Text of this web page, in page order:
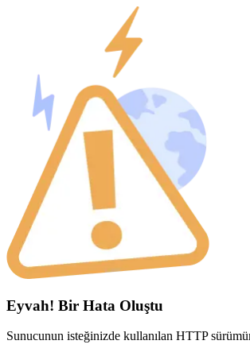
Eyvah! Bir Hata Oluştu
Sunucunun isteğinizde kullanılan HTTP